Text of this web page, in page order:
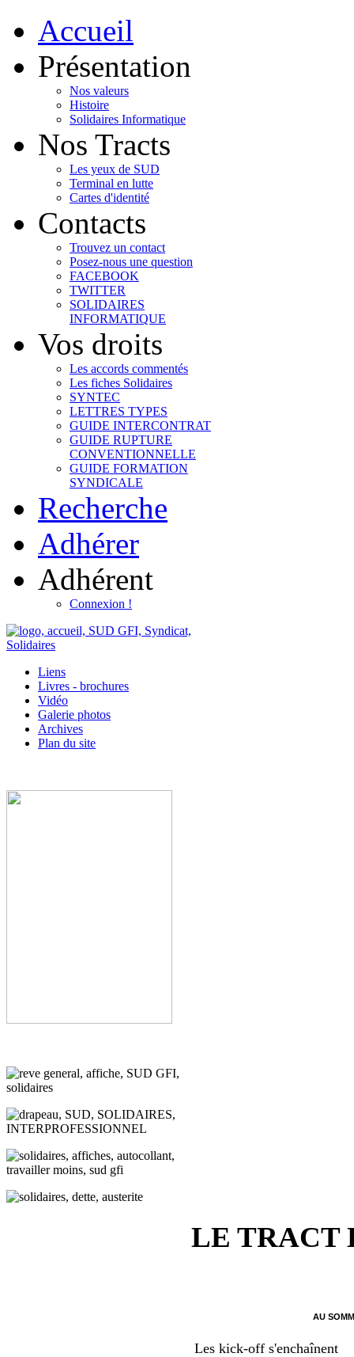
Accueil
Présentation
Nos valeurs
Histoire
Solidaires Informatique
Nos Tracts
Les yeux de SUD
Terminal en lutte
Cartes d'identité
Contacts
Trouvez un contact
Posez-nous une question
FACEBOOK
TWITTER
SOLIDAIRES
INFORMATIQUE
Vos droits
Les accords commentés
Les fiches Solidaires
SYNTEC
LETTRES TYPES
GUIDE INTERCONTRAT
GUIDE RUPTURE
CONVENTIONNELLE
GUIDE FORMATION
SYNDICALE
Recherche
Adhérer
Adhérent
Connexion !
Liens
Livres - brochures
Vidéo
Galerie photos
Archives
Plan du site
LE TRACT
AU
Les kick-off s'enchaînent